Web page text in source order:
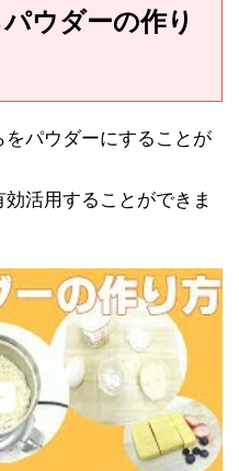
ウダーの作り
パウダーにすることが
活用することができま